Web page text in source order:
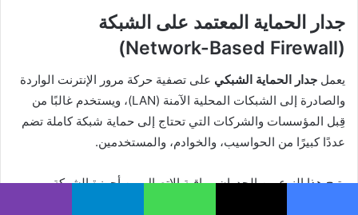
جدار الحماية المعتمد على الشبكة
(Network-Based Firewall)
يعمل جدار الحماية الشبكي على تصفية حركة مرور الإنترنت الواردة
والصادرة إلى الشبكات المحلية الآمنة (LAN)، ويستخدم غالبًا من
قِبل المؤسسات والشركات التي تحتاج إلى حماية شبكة كاملة تضم
عددًا كبيرًا من الحواسيب، والخوادم، والمستخدمين.
يتيح هذا النوع من الجدران مراقبة الاتصال بين أجهزة الشركة